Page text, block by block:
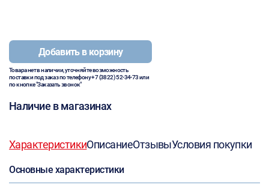
Добавить в корзину
Товара нет в наличии, уточняйте возможность
поставки под заказ по телефону+7 (3822) 52-34-73или
по кнопке "Заказать звонок"
Наличие в магазинах
ХарактеристикиОписаниеОтзывыУсловия покупки
Основные характеристики